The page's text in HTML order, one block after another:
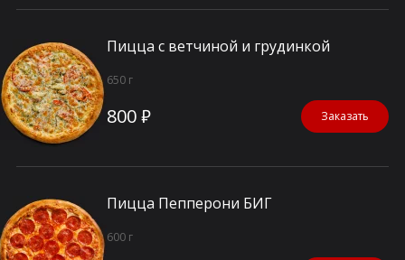
Пицца с ветчиной и грудинкой
650 г
800 ₽ Заказать
Пицца Пепперони БИГ
600 г